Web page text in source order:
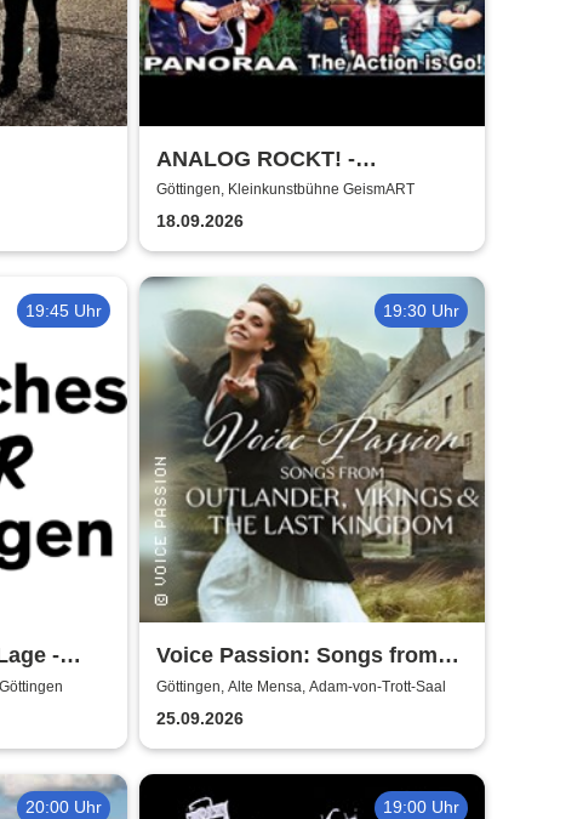
ANALOG ROCKT! -
Kleinkunstbühne GeismART
+ Kreuzberg on KulTour
Göttingen, Kleinkunstbühne GeismART
18.09.2026
19:45 Uhr
-
19:30 Uhr
Voice Passion: Songs from
Outlander, Vikings & The Last
Kingdom
Göttingen, Alte Mensa, Adam-von-Trott-Saal
25.09.2026
20:00 Uhr 19:00 Uhr